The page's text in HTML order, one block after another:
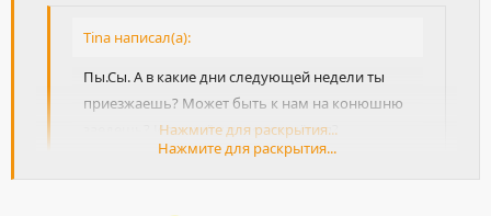
Tina написал(а):
Пы.Сы. А в какие дни следующей недели ты
приезжаешь? Может быть к нам на конюшню
заедешь? Или ещё как пересечёмся?
Нажмите для раскрытия...
Может и мне к вам заехать... :roll:
Нажмите для раскрытия...